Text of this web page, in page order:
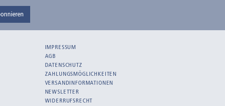
IMPRESSUM
AGB
DATENSCHUTZ
ZAHLUNGSMÖGLICHKEITEN
VERSANDINFORMATIONEN
NEWSLETTER
WIDERRUFSRECHT